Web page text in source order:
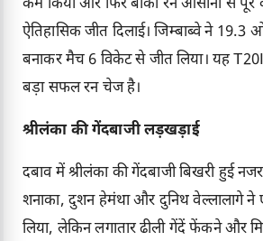
कम किया और फिर बाकी रन आसानी से पूरे
ऐतिहासिक जीत दिलाई। जिम्बाब्वे ने
बनाकर मैच 6 विकेट से जीत लिया। यह
बड़ा सफल रन चेज है।
श्रीलंका की गेंदबाजी लड़खड़ाई
दबाव में श्रीलंका की गेंदबाजी बिखरी हुई
शनाका, दुशन हेमंथा और दुनिथ वेल्लालागे
लिया, लेकिन लगातार ढीली गेंदें फेंकने और